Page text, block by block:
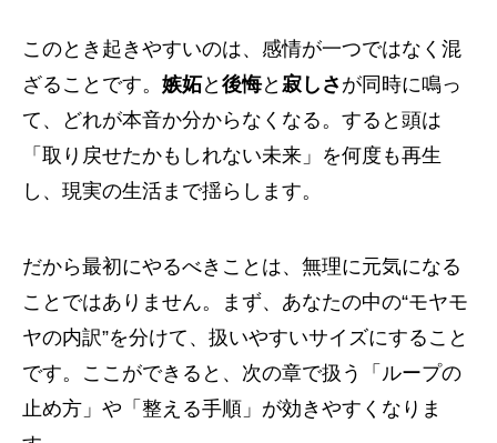
このとき起きやすいのは、感情が一つではなく混
ざることです。 嫉妬と 後悔と 寂しさ が同時に鳴っ
て、どれが本音か分からなくなる。すると頭は
「取り戻せたかもしれない未来」を何度も再生
し、現実の生活まで揺らします。
だから最初にやるべきことは、無理に元気になる
ことではありません。まず、あなたの中の“モヤモ
ヤの内訳”を分けて、扱いやすいサイズにすること
です。ここができると、次の章で扱う「ループの
止め方」や「整える手順」が効きやすくなりま